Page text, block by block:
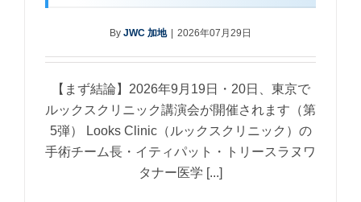
By JWC 加地 2026年07月29日
【まず結論】2026年9月19日・20日、東京で
ルックスクリニック講演会が開催されます（第
5弾） Looks Clinic（ルックスクリニック）の
手術チーム長・イティパット・トリースラヌワ
タナー医学 [...]